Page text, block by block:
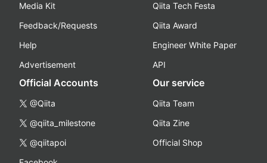
Media Kit
Feedback/Requests
Help
Advertisement
Qiita Tech Festa
Qiita Award
Engineer White Paper
API
Official Accounts
@Qiita
@qiita_milestone
@qiitapoi
Our service
Qiita Team
Qiita Zine
Official Shop